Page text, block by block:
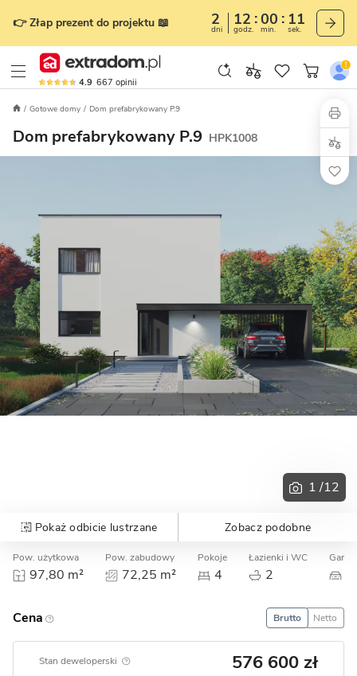
👉 Złap prezent do projektu 📖 2
dni
12
godz.
00
min.
09
sek.
4.9 667 opinii
Gotowe domy Dom prefabrykowany P.9
Dom prefabrykowany P.9 HPK1008
1 /12
Pokaż odbicie lustrzane Zobacz podobne
Pow. użytkowa
97,80 m²
Pow. zabudowy
72,25 m²
Pokoje
4
Łazienki i WC
2
Garaż
Cena Brutto Netto
Stan deweloperski 576 600 zł